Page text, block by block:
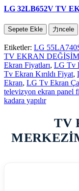
LG 32LB652V TV
Sepete Ekle 力ncele
Etiketler: LG
TV EKRAN
Ekran Fiyatları, LG Tv
Tv Ekran Kırıldı Fiyat,
Ekran, LG Tv Ekran
televizyon ekran panel
kadara yapılır
TV